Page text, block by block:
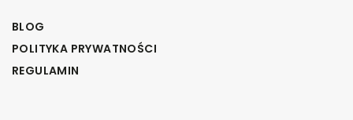
BLOG
POLITYKA PRYWATNOŚCI
REGULAMIN